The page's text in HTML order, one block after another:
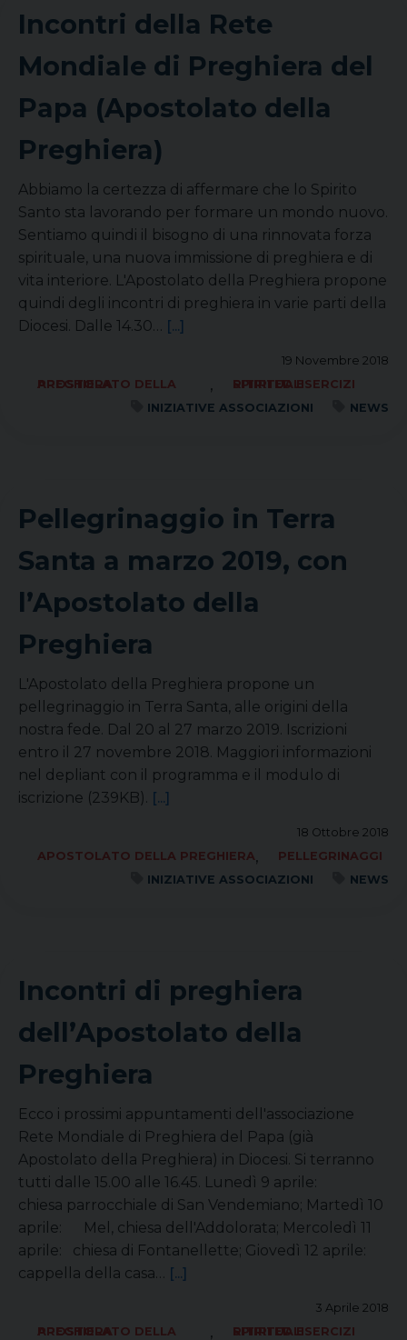
Incontri della Rete
Mondiale di Preghiera del
Papa (Apostolato della
Preghiera)
Abbiamo la certezza di affermare che lo Spirito
Santo sta lavorando per formare un mondo nuovo.
Sentiamo quindi il bisogno di una rinnovata forza
spirituale, una nuova immissione di preghiera e di
vita interiore. L'Apostolato della Preghiera propone
quindi degli incontri di preghiera in varie parti della
Diocesi. Dalle 14.30… [...]
19 Novembre 2018
APOSTOLATO DELLA PREGHIERA
,
RITIRI ED ESERCIZI SPIRITUALI
INIZIATIVE ASSOCIAZIONI
NEWS
Pellegrinaggio in Terra
Santa a marzo 2019, con
l’Apostolato della
Preghiera
L'Apostolato della Preghiera propone un
pellegrinaggio in Terra Santa, alle origini della
nostra fede. Dal 20 al 27 marzo 2019. Iscrizioni
entro il 27 novembre 2018. Maggiori informazioni
nel depliant con il programma e il modulo di
iscrizione (239KB). [...]
18 Ottobre 2018
APOSTOLATO DELLA PREGHIERA,
PELLEGRINAGGI
INIZIATIVE ASSOCIAZIONI
NEWS
Incontri di preghiera
dell’Apostolato della
Preghiera
Ecco i prossimi appuntamenti dell'associazione
Rete Mondiale di Preghiera del Papa (già
Apostolato della Preghiera) in Diocesi. Si terranno
tutti dalle 15.00 alle 16.45. Lunedì 9 aprile:
chiesa parrocchiale di San Vendemiano; Martedì 10
aprile: Mel, chiesa dell'Addolorata; Mercoledì 11
aprile: chiesa di Fontanellette; Giovedì 12 aprile:
cappella della casa… [...]
3 Aprile 2018
APOSTOLATO DELLA PREGHIERA
,
RITIRI ED ESERCIZI SPIRITUALI